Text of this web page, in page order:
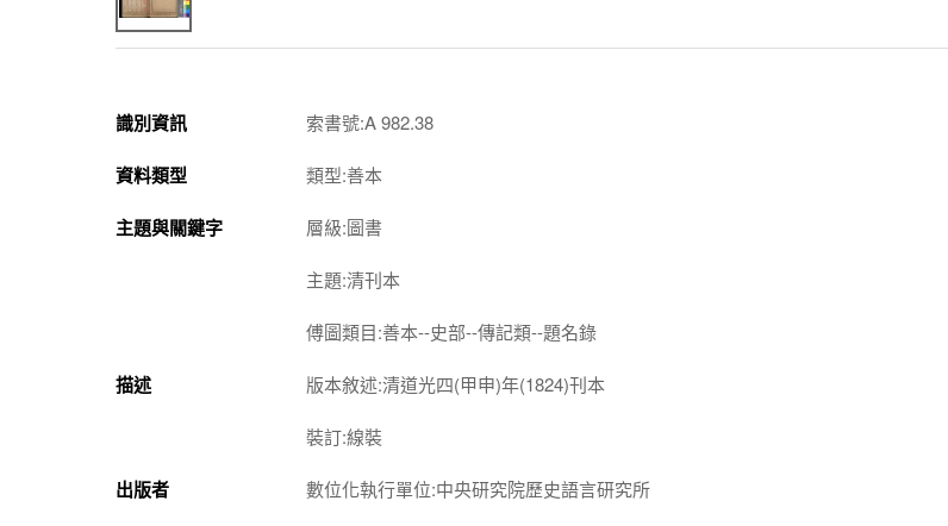
識別資訊 索書號:A 982.38
資料類型 類型:善本
主題與關鍵字 層級:圖書
主題:清刊本
傅圖類目:善本--史部--傳記類--題名錄
描述 版本敘述:清道光四(甲申)年(1824)刊本
裝訂:線裝
出版者 數位化執行單位:中央研究院歷史語言研究所